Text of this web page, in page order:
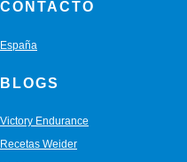
CONTACTO
España
BLOGS
Victory Endurance
Recetas Weider